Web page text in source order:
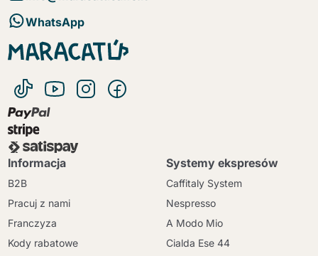
WhatsApp
Informacja
B2B
Pracuj z nami
Franczyza
Kody rabatowe
Systemy ekspresów
Caffitaly System
Nespresso
A Modo Mio
Cialda Ese 44